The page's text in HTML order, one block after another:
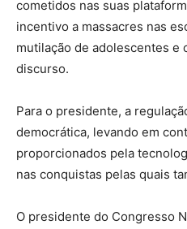
cometidos nas suas
incentivo a massacres nas
mutilação de adolescentes e
discurso.
Para o presidente, a
democrática, levando em
proporcionados pela
nas conquistas pelas quais
O presidente do Congresso